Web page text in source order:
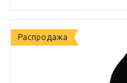
Распродажа